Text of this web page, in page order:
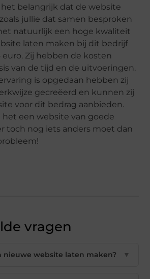
het belangrijk dat de website
jullie dat samen besproken
natuurlijk een hoge kwaliteit
laten maken bij dit bedrijf
euro. Zij hebben de kosten
van de tijd en de uitvoeringen.
is opgedaan hebben zij
gecreëerd en kunnen zij
voor dit bedrag aanbieden.
het een website van goede
toch nog iets anders moet dan
vragen
nieuwe website laten maken? ▼